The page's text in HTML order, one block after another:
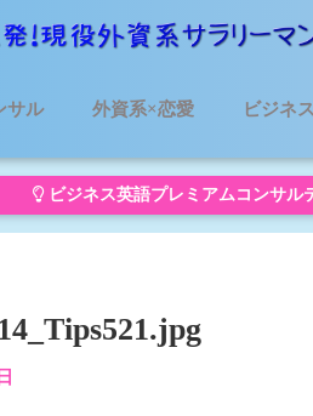
サル 外資系×恋愛 ビジネ
ビジネス英語プレミアムコンサル